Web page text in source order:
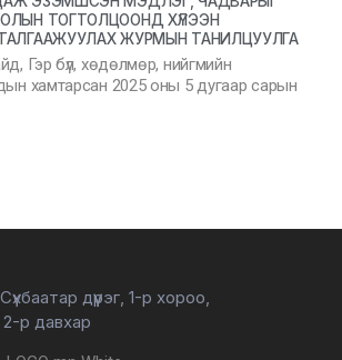
ТОГТОЛЦООНД ХҮЛЭЭН
ЖУРМЫН ТАНИЛЦУУЛГА
Гэр бүл, хөдөлмөр, нийгмийн
хамтарсан 2025 оны 5 дугаар сарын
дүүрэг, 1-р хороо,
р давхар